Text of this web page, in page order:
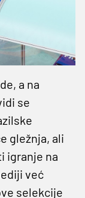
a na
se
gležnja, ali
igranje na
već
selekcije